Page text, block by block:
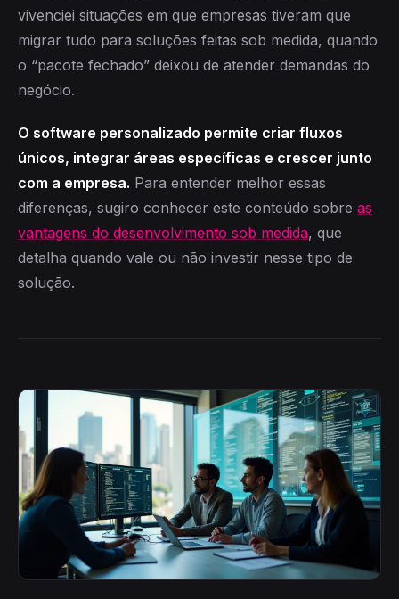
vivenciei situações em que empresas tiveram que
migrar tudo para soluções feitas sob medida, quando
o “pacote fechado” deixou de atender demandas do
negócio.
O software personalizado permite criar fluxos
únicos, integrar áreas específicas e crescer junto
com a empresa. Para entender melhor essas
diferenças, sugiro conhecer este conteúdo sobre as
vantagens do desenvolvimento sob medida, que
detalha quando vale ou não investir nesse tipo de
solução.